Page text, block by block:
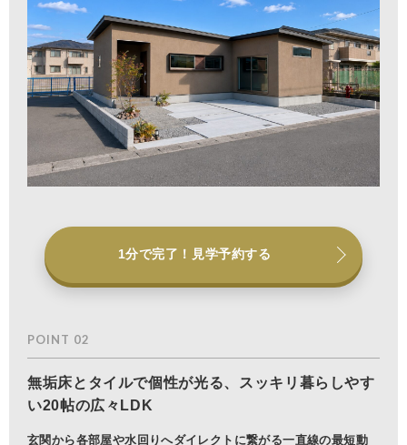
1分で完了！見学予約する
POINT 02
無垢床とタイルで個性が光る、スッキリ暮らしやす
い20帖の広々LDK
玄関から各部屋や水回りへダイレクトに繋がる一直線の最短動